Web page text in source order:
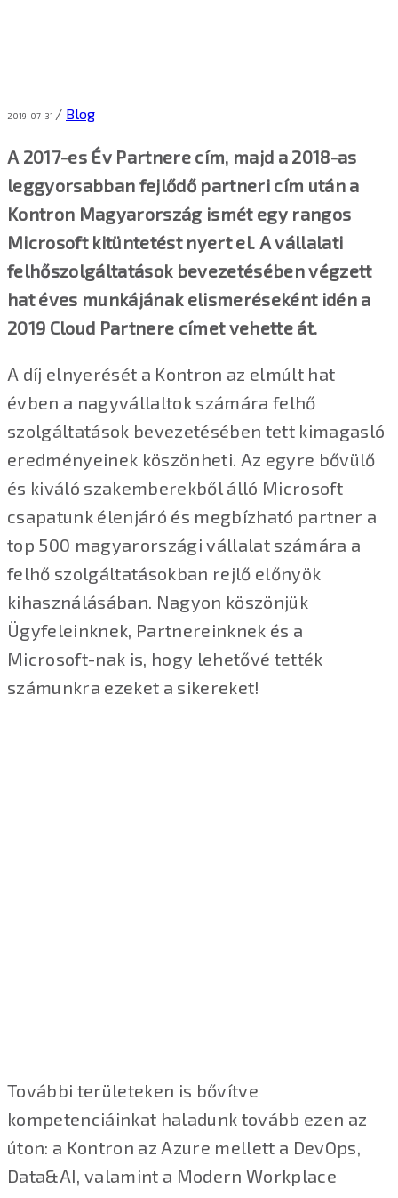
2019-07-31 / Blog
A 2017-es Év Partnere cím, majd a 2018-as
leggyorsabban fejlődő partneri cím után a
Kontron Magyarország ismét egy rangos
Microsoft kitüntetést nyert el. A vállalati
felhőszolgáltatások bevezetésében végzett
hat éves munkájának elismeréseként idén a
2019 Cloud Partnere címet vehette át.
A díj elnyerését a Kontron az elmúlt hat
évben a nagyvállaltok számára felhő
szolgáltatások bevezetésében tett kimagasló
eredményeinek köszönheti. Az egyre bővülő
és kiváló szakemberekből álló Microsoft
csapatunk élenjáró és megbízható partner a
top 500 magyarországi vállalat számára a
felhő szolgáltatásokban rejlő előnyök
kihasználásában. Nagyon köszönjük
Ügyfeleinknek, Partnereinknek és a
Microsoft-nak is, hogy lehetővé tették
számunkra ezeket a sikereket!
További területeken is bővítve
kompetenciáinkat haladunk tovább ezen az
úton: a Kontron az Azure mellett a DevOps,
Data&AI, valamint a Modern Workplace